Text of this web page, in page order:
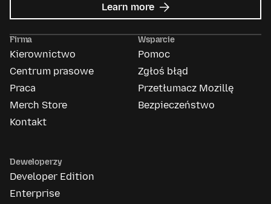
Learn more about
Mozilla
Firma
Kierownictwo
Centrum prasowe
Praca
Merch Store
Kontakt
Wsparcie
Pomoc
Zgłoś błąd
Przetłumacz Mozillę
Bezpieczeństwo
Deweloperzy
Developer Edition
Enterprise